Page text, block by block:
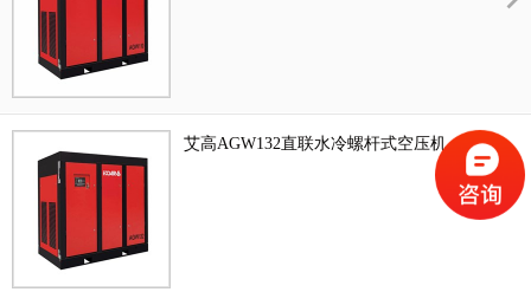
艾高AGW132直联水冷螺杆式空压机